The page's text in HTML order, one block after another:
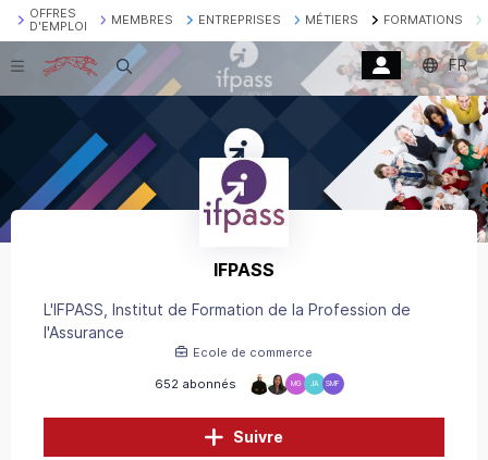
OFFRES
D'EMPLOI
MEMBRES ENTREPRISES MÉTIERS FORMATIONS
Recherche FR
IFPASS
652 abonnés MG JA SMF
L'IFPASS, Institut de Formation de la Profession de
l'Assurance
Ecole de commerce
Suivre